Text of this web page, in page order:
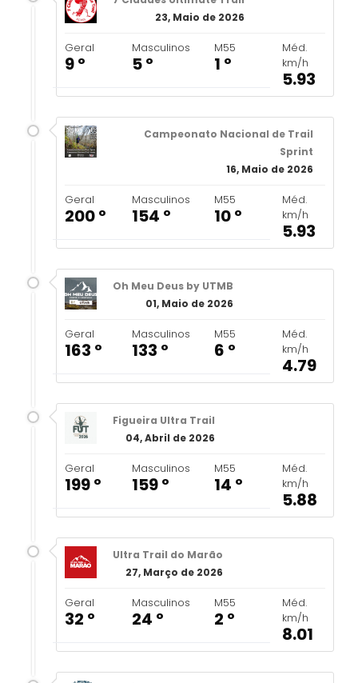
23, Maio de 2026
Geral
9 º
Masculinos
5 º
M55
1 º
Méd.
km/h
5.93
Campeonato Nacional de Trail
Sprint
16, Maio de 2026
Geral
200 º
Masculinos
154 º
M55
10 º
Méd.
km/h
5.93
Oh Meu Deus by UTMB
01, Maio de 2026
Geral
163 º
Masculinos
133 º
M55
6 º
Méd.
km/h
4.79
Figueira Ultra Trail
04, Abril de 2026
Geral
199 º
Masculinos
159 º
M55
14 º
Méd.
km/h
5.88
Ultra Trail do Marão
27, Março de 2026
Geral
32 º
Masculinos
24 º
M55
2 º
Méd.
km/h
8.01